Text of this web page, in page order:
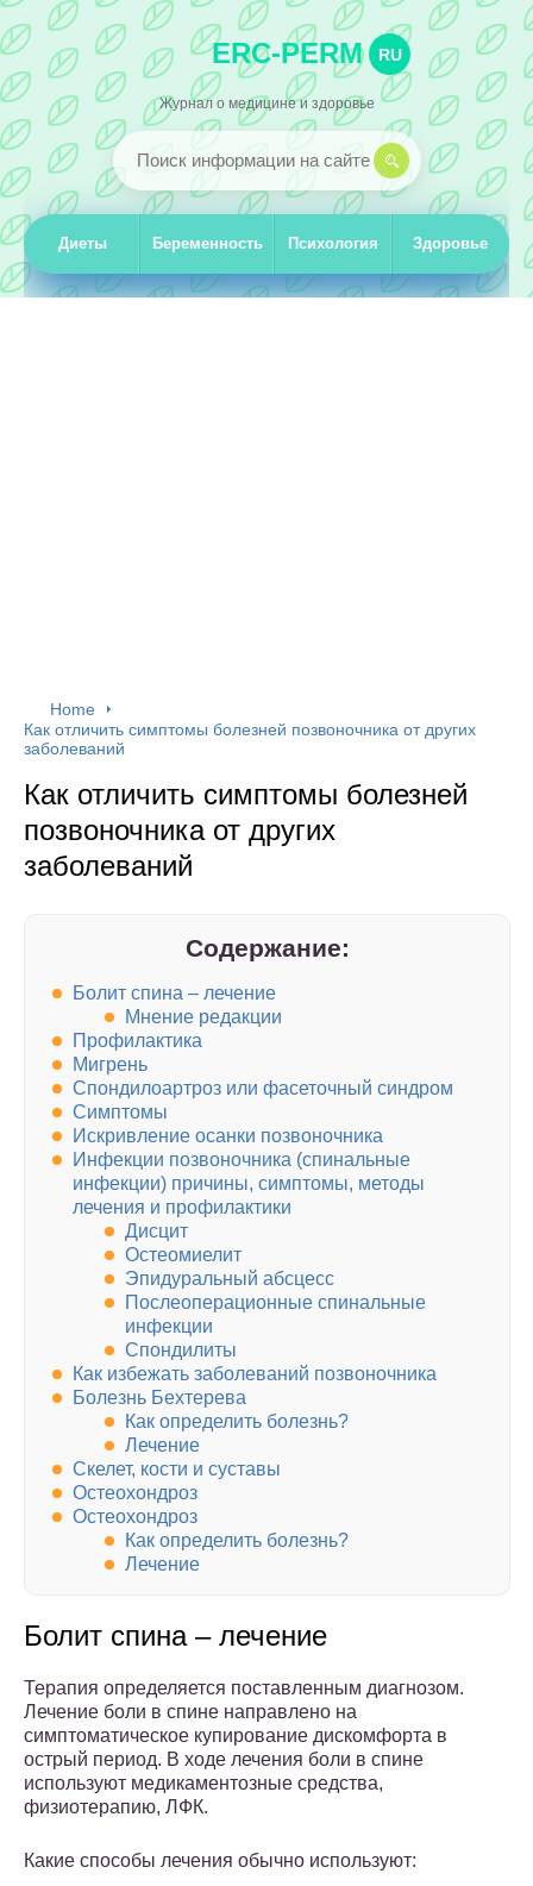
ERC-PERM RU
Журнал о медицине и здоровье
Диеты Беременность Психология Здоровье
Home
Как отличить симптомы болезней позвоночника от других
заболеваний
Как отличить симптомы болезней
позвоночника от других
заболеваний
Содержание:
Болит спина – лечение
Мнение редакции
Профилактика
Мигрень
Спондилоартроз или фасеточный синдром
Симптомы
Искривление осанки позвоночника
Инфекции позвоночника (спинальные
инфекции) причины, симптомы, методы
лечения и профилактики
Дисцит
Остеомиелит
Эпидуральный абсцесс
Послеоперационные спинальные
инфекции
Спондилиты
Как избежать заболеваний позвоночника
Болезнь Бехтерева
Как определить болезнь?
Лечение
Скелет, кости и суставы
Остеохондроз
Остеохондроз
Как определить болезнь?
Лечение
Болит спина – лечение
Терапия определяется поставленным диагнозом.
Лечение боли в спине направлено на
симптоматическое купирование дискомфорта в
острый период. В ходе лечения боли в спине
используют медикаментозные средства,
физиотерапию, ЛФК.
Какие способы лечения обычно используют: